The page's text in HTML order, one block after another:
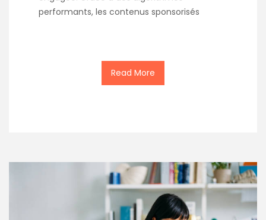
performants, les contenus sponsorisés
Read More